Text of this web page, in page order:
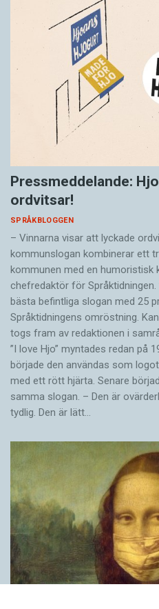
Pressmeddelande:
ordvitsar!
SPRÅKBLOGGEN
– Vinnarna visar att lyckade
kommunslogan kombinerar ett
kommunen med en humoristisk
chefredaktör för Språktidningen.
bästa befintliga slogan med 25
Språktidningens omröstning.
togs fram av redaktionen i
”I love Hjo” myntades redan på
började den användas som
med ett rött hjärta. Senare
samma slogan. – Den är
tydlig. Den är lätt…